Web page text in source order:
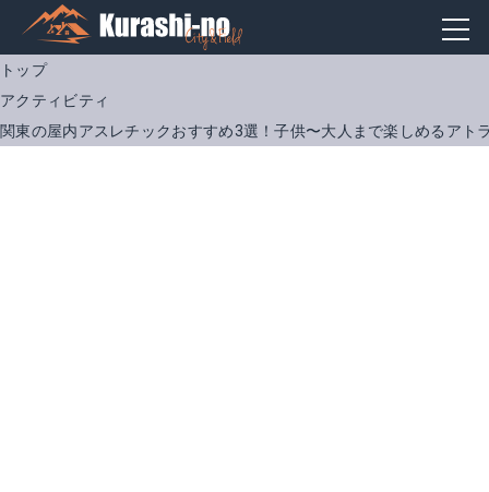
トップ
アクティビティ
関東の屋内アスレチックおすすめ3選！子供〜大人まで楽しめるアト